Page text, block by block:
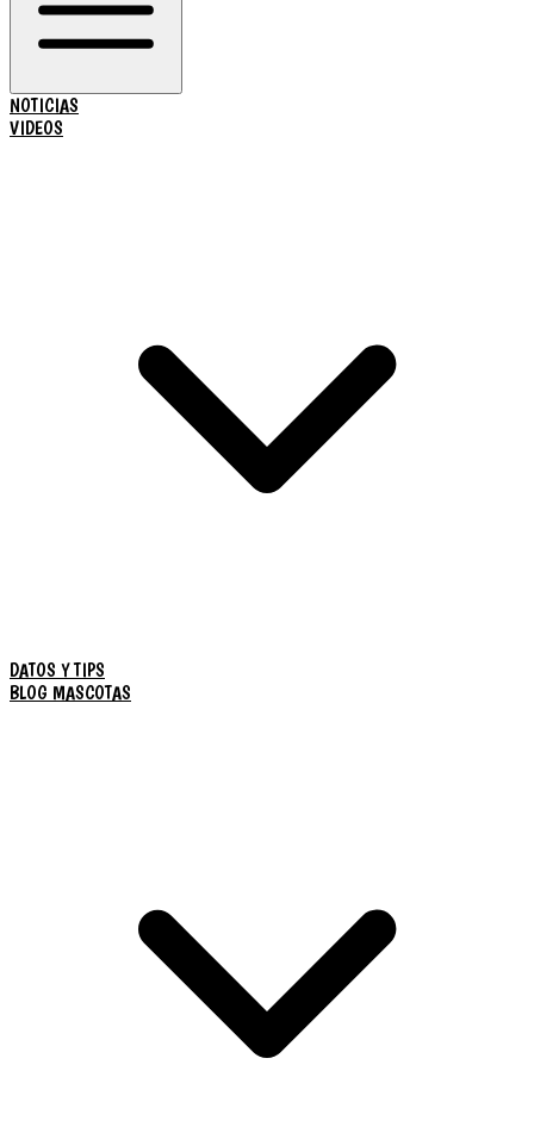
NOTICIAS
VIDEOS
DATOS Y TIPS
BLOG MASCOTAS